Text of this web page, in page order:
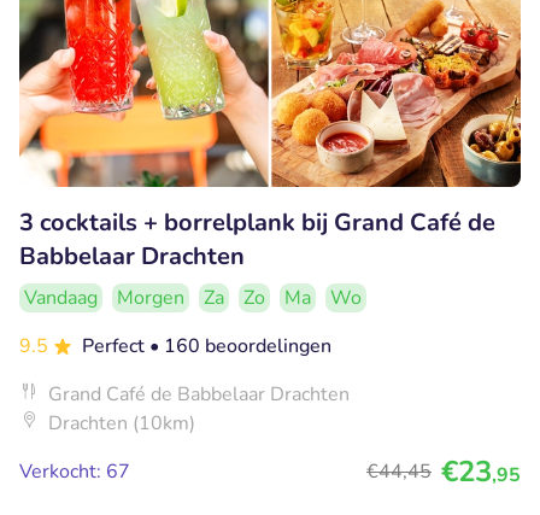
3 cocktails + borrelplank bij Grand Café de
Babbelaar Drachten
Vandaag Morgen Za Zo Ma
Wo
9.5
Perfect • 160 beoordelingen
Grand Café de Babbelaar Drachten
Drachten (10km)
Verkocht: 67
€44,45 €23,95